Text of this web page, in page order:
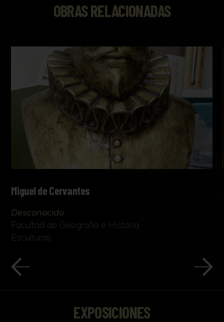
OBRAS RELACIONADAS
Miguel de Cervantes
Desconocido
Facultad de Geografía e Historia
Esculturas
EXPOSICIONES